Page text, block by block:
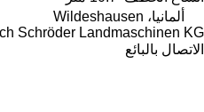
ألمانيا، Wildeshausen
Schröder Landmaschinen KG
الاتصال بالبائع